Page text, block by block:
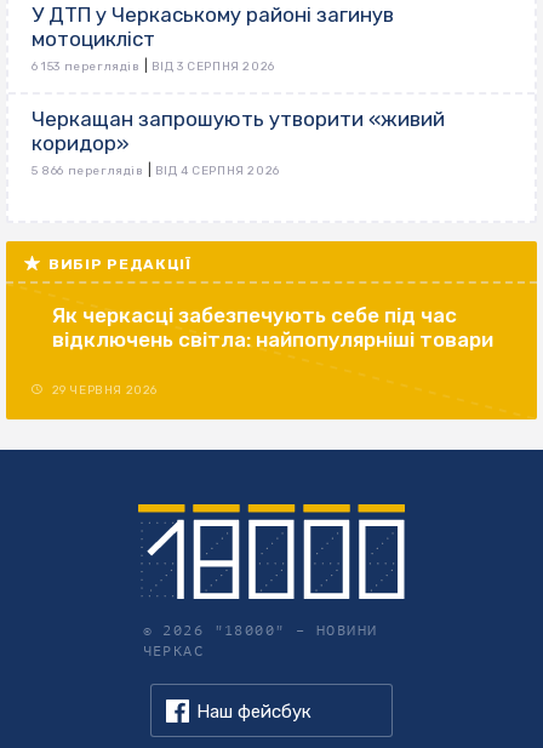
У ДТП у Черкаському районі загинув
мотоцикліст
6 153 переглядів ВІД 3 СЕРПНЯ 2026
Черкащан запрошують утворити «живий
коридор»
5 866 переглядів ВІД 4 СЕРПНЯ 2026
ВИБІР РЕДАКЦІЇ
Як черкасці забезпечують себе під час
відключень світла: найпопулярніші товари
29 ЧЕРВНЯ 2026
© 2026 "18000" – НОВИНИ
ЧЕРКАС
Наш фейсбук